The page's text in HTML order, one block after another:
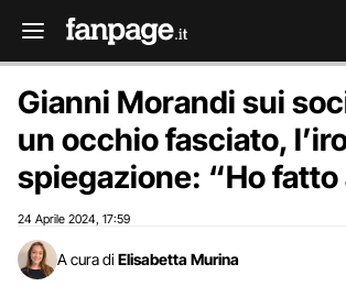
Gianni Morandi sui
un occhio fasciato,
spiegazione: “Ho fatto
24 Aprile 2024 17:59
A cura di Elisabetta Murina